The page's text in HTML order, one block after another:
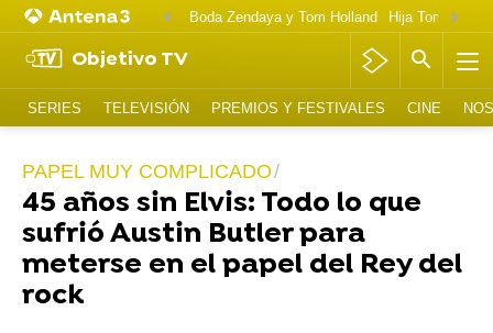
Boda Zendaya y Tom Holland Hija Tom
Objetivo TV
SERIES TELEVISIÓN PREMIOS Y FESTIVALES CINE
PAPEL MUY COMPLICADO
45 años sin Elvis: Todo lo que
sufrió Austin Butler para
meterse en el papel del Rey del
rock